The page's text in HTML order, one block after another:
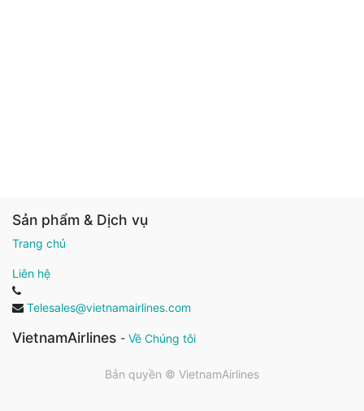
Sản phẩm & Dịch vụ
Trang chủ
Liên hệ
Telesales@vietnamairlines.com
VietnamAirlines - Về Chúng tôi
Bản quyền © VietnamAirlines